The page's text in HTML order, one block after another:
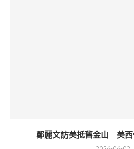
鄭麗文訪美抵舊金山 美